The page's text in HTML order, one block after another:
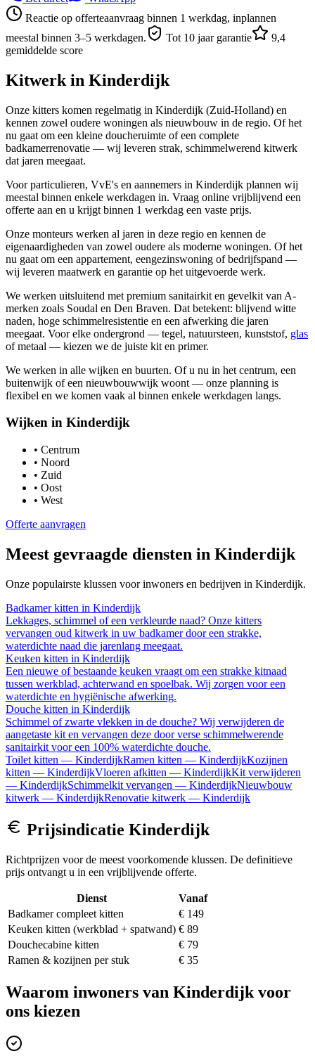
Reactie op offerteaanvraag binnen 1 werkdag, inplannen
meestal binnen 3–5 werkdagen.
Tot 10 jaar garantie
9,4
gemiddelde score
Kitwerk in Kinderdijk
Onze kitters komen regelmatig in Kinderdijk (Zuid-Holland) en
kennen zowel oudere woningen als nieuwbouw in de regio. Of het
nu gaat om een kleine doucheruimte of een complete
badkamerrenovatie — wij leveren strak, schimmelwerend kitwerk
dat jaren meegaat.
Voor particulieren, VvE's en aannemers in Kinderdijk plannen wij
meestal binnen enkele werkdagen in. Vraag online vrijblijvend een
offerte aan en u krijgt binnen 1 werkdag een vaste prijs.
Onze monteurs werken al jaren in deze regio en kennen de
eigenaardigheden van zowel oudere als moderne woningen. Of het
nu gaat om een appartement, eengezinswoning of bedrijfspand —
wij leveren maatwerk en garantie op het uitgevoerde werk.
We werken uitsluitend met premium sanitairkit en gevelkit van A-
merken zoals Soudal en Den Braven. Dat betekent: blijvend witte
naden, hoge schimmelresistentie en een afwerking die jaren
meegaat. Voor elke ondergrond — tegel, natuursteen, kunststof, glas
of metaal — kiezen we de juiste kit en primer.
We werken in alle wijken en buurten. Of u nu in het centrum, een
buitenwijk of een nieuwbouwwijk woont — onze planning is
flexibel en we komen vaak al binnen enkele werkdagen langs.
Wijken in Kinderdijk
• Centrum
• Noord
• Zuid
• Oost
• West
Offerte aanvragen
Meest gevraagde diensten in Kinderdijk
Onze populairste klussen voor inwoners en bedrijven in Kinderdijk.
Badkamer kitten in Kinderdijk
Lekkages, schimmel of een verkleurde naad? Onze kitters
vervangen oud kitwerk in uw badkamer door een strakke,
waterdichte naad die jarenlang meegaat.
Keuken kitten in Kinderdijk
Een nieuwe of bestaande keuken vraagt om een strakke kitnaad
tussen werkblad, achterwand en spoelbak. Wij zorgen voor een
waterdichte en hygiënische afwerking.
Douche kitten in Kinderdijk
Schimmel of zwarte vlekken in de douche? Wij verwijderen de
aangetaste kit en vervangen deze door verse schimmelwerende
sanitairkit voor een 100% waterdichte douche.
Toilet kitten — KinderdijkRamen kitten — KinderdijkKozijnen
kitten — KinderdijkVloeren afkitten — KinderdijkKit verwijderen
— KinderdijkSchimmelkit vervangen — KinderdijkNieuwbouw
kitwerk — KinderdijkRenovatie kitwerk — Kinderdijk
Prijsindicatie Kinderdijk
Richtprijzen voor de meest voorkomende klussen. De definitieve
prijs ontvangt u in een vrijblijvende offerte.
Dienst
Vanaf
Badkamer compleet kitten
€ 149
Keuken kitten (werkblad + spatwand) € 89
Douchecabine kitten
€ 79
Ramen & kozijnen per stuk
€ 35
Waarom inwoners van Kinderdijk voor
ons kiezen